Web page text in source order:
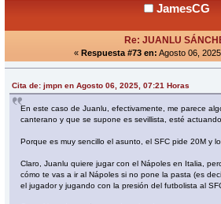
JamesCG
Re: JUANLU
« Respuesta #73 en: Agosto 06,
Cita de: jmpn en Agosto 06, 2025, 07:21 Horas
En este caso de Juanlu, efectivamente, me parece
canterano y que se supone es sevillista, esté
Porque es muy sencillo el asunto, el SFC pide 20M y
Claro, Juanlu quiere jugar con el Nápoles en Italia,
cómo te vas a ir al Nápoles si no pone la pasta (es
el jugador y jugando con la presión del futbolista al